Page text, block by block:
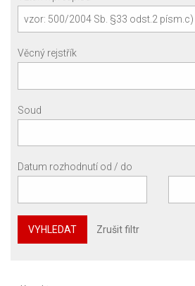
Věcný rejstřík
Soud
Datum rozhodnutí od / do
VYHLEDAT Zrušit filtr